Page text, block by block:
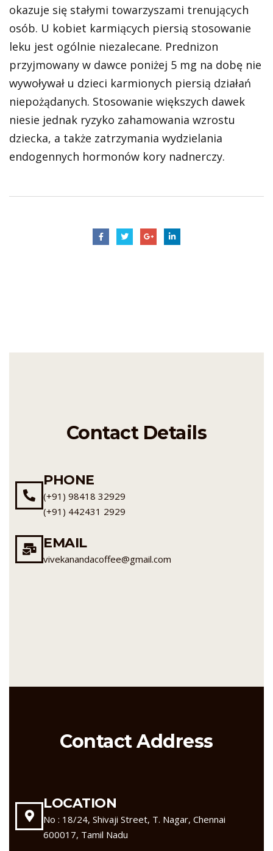
okazuje się stałymi towarzyszami trenujących
osób. U kobiet karmiących piersią stosowanie
leku jest ogólnie niezalecane. Prednizon
przyjmowany w dawce poniżej 5 mg na dobę nie
wywoływał u dzieci karmionych piersią działań
niepożądanych. Stosowanie większych dawek
niesie jednak ryzyko zahamowania wzrostu
dziecka, a także zatrzymania wydzielania
endogennych hormonów kory nadnerczy.
Contact Details
PHONE
(+91) 98418 32929
(+91) 442431 2929
EMAIL
vivekanandacoffee@gmail.com
Contact Address
LOCATION
No : 18/24, Shivaji Street, T. Nagar, Chennai
600017, Tamil Nadu